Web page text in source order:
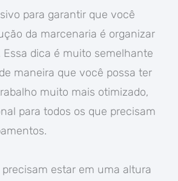
para garantir que você
da marcenaria é organizar
dica é muito semelhante
maneira que você possa ter
muito mais otimizado,
para todos os que precisam
estar em uma altura